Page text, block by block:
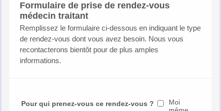
Formulaires Santé
211 modèles